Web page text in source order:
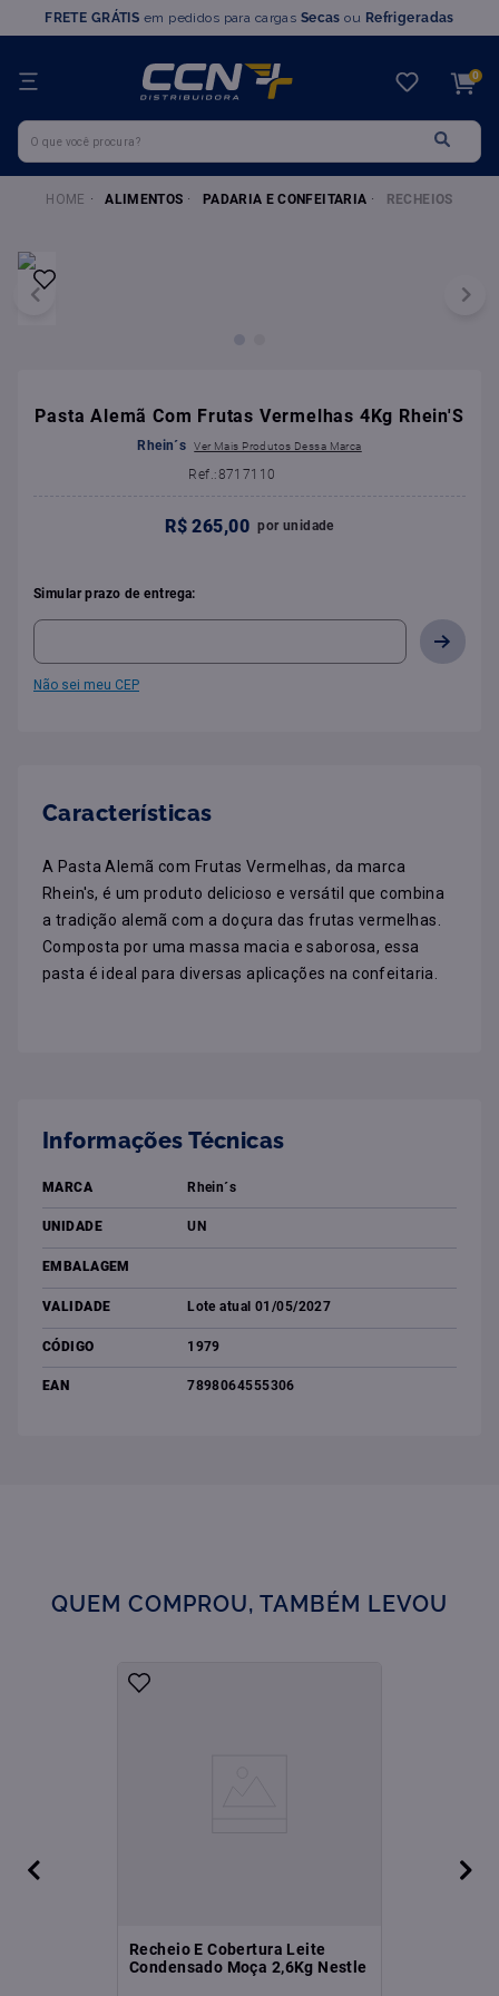
FRETE GRÁTIS em pedidos para cargas Secas ou Refrigeradas
0
O que você procura?
ALIMENTOS PADARIA E CONFEITARIA RECHEIOS
Pasta Alemã Com Frutas Vermelhas 4Kg Rhein'S
Rhein´s
:8717110
R$ 265,00 por unidade
Simular prazo de entrega:
Não sei meu CEP
Características
A Pasta Alemã com Frutas Vermelhas, da marca
Rhein's, é um produto delicioso e versátil que combina
a tradição alemã com a doçura das frutas vermelhas.
Composta por uma massa macia e saborosa, essa
pasta é ideal para diversas aplicações na confeitaria.
Informações Técnicas
MARCA Rhein´s
UNIDADE UN
EMBALAGEM
VALIDADE Lote atual 01/05/2027
CÓDIGO 1979
EAN 7898064555306
QUEM COMPROU, TAMBÉM LEVOU
Recheio E Cobertura Leite
Condensado Moça 2,6Kg Nestle
TERMOS MAIS BUSCADOS
1º
farinha trigo
º
chocolate
3º
nutella
5º
º
º
farinha